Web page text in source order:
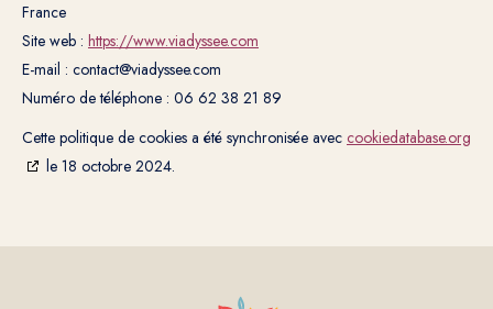
France
Site web : https://www.viadyssee.com
E-mail : contact@viadyssee.com
Numéro de téléphone : 06 62 38 21 89
Cette politique de cookies a été synchronisée avec cookiedatabase.org
le 18 octobre 2024.